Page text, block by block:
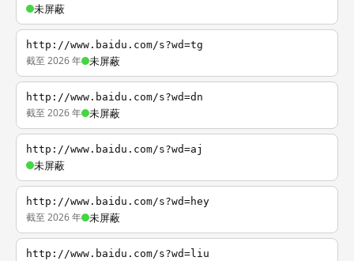
未屏蔽
http://www.baidu.com/s?wd=tg
截至 2026 年 未屏蔽
http://www.baidu.com/s?wd=dn
截至 2026 年 未屏蔽
http://www.baidu.com/s?wd=aj
未屏蔽
http://www.baidu.com/s?wd=hey
截至 2026 年 未屏蔽
http://www.baidu.com/s?wd=liu